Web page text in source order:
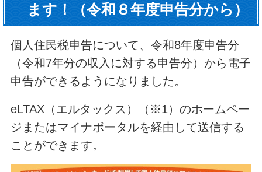
ます！（令和８年度申告分から）
個人住民税申告について、令和8年度申告分
（令和7年分の収入に対する申告分）から電子
申告ができるようになりました。
eLTAX（エルタックス）（※1）のホームペー
ジまたはマイナポータルを経由して送信する
ことができます。